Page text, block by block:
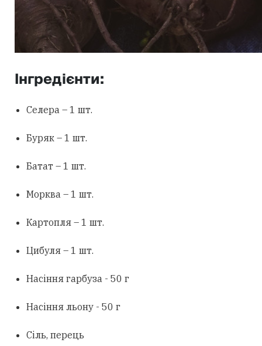
Інгредієнти:
Селера – 1 шт.
Буряк – 1 шт.
Батат – 1 шт.
Морква – 1 шт.
Картопля – 1 шт.
Цибуля – 1 шт.
Насіння гарбуза - 50 г
Насіння льону - 50 г
Сіль, перець